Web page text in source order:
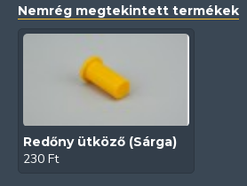
Nemrég megtekintett termékek
Redőny ütköző (Sárga)
230 Ft